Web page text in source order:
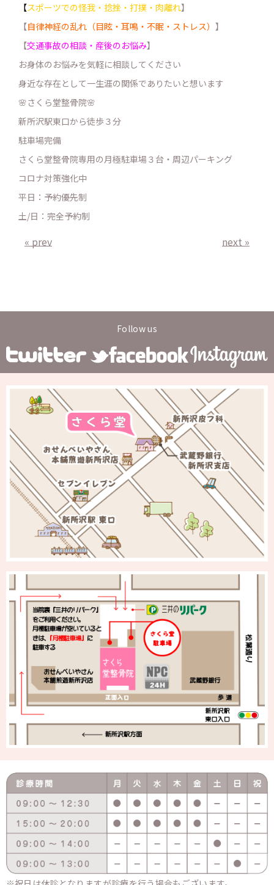
【スポーツでの怪我・捻挫・打撲・肉離れ】
【自律神経の乱れ（目眩・耳鳴・不眠・ストレス） 】
【交通事故の相談・産後のお悩み】
お身体のお悩みを気軽に相談してください
身近な存在として一生涯の関係でありたいと想います
🌸さくら堂整骨院🌸
新所沢駅東口から徒歩３分
駐車場完備
さくら堂整骨院専用の月極駐車場３台・周辺パーキング
コロナ対策強化中
平日：予約優先制
土/日：完全予約制
« prev next »
Follow us